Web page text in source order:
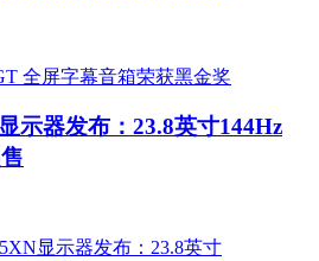
示器发布：23.8英寸144Hz